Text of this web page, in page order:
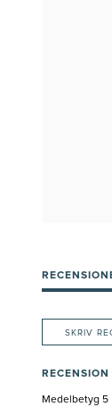
SKRIV
Medelbetyg 5